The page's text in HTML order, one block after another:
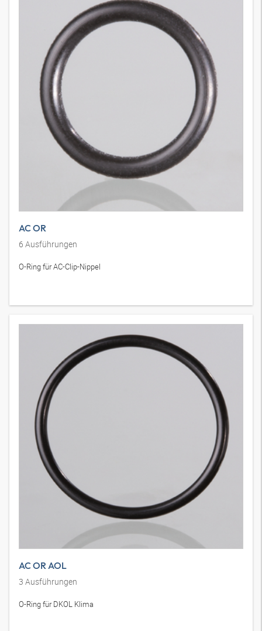
AC OR
6 Ausführungen
O-Ring für AC-Clip-Nippel
AC OR AOL
3 Ausführungen
O-Ring für DKOL Klima